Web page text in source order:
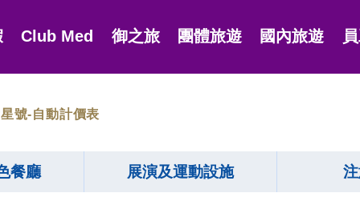
Club Med 御之旅 團體旅遊 國內旅遊
號-自動計價表
餐廳 展演及運動設施